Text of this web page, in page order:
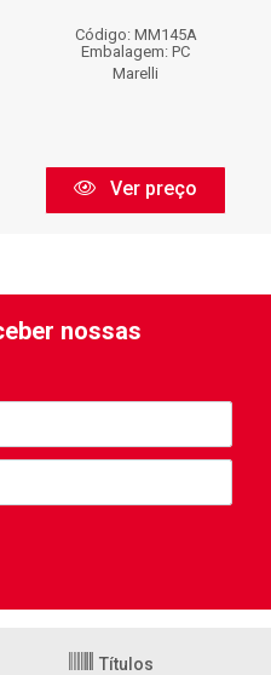
Código: MM145A
Embalagem: PC
Marelli
Ver preço
nossas
Títulos